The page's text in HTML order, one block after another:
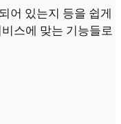
어 있는지 등을 쉽게
스에 맞는 기능들로